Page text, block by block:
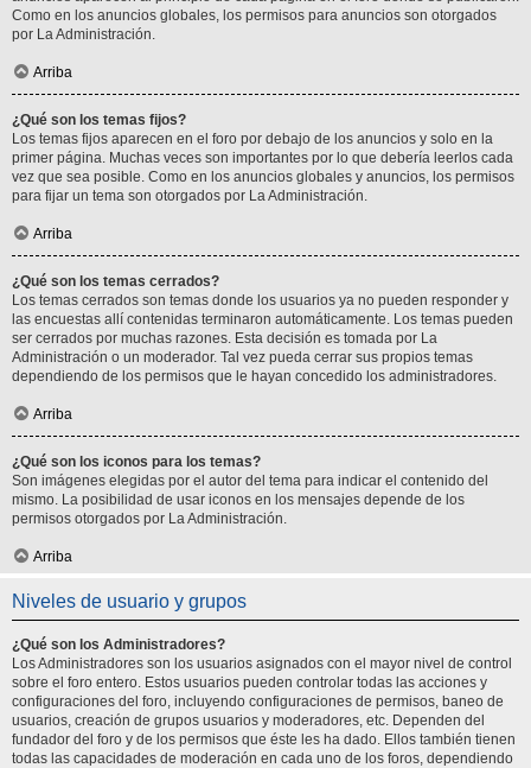
Como en los anuncios globales, los permisos para anuncios son otorgados
por La Administración.
Arriba
¿Qué son los temas fijos?
Los temas fijos aparecen en el foro por debajo de los anuncios y solo en la
primer página. Muchas veces son importantes por lo que debería leerlos cada
vez que sea posible. Como en los anuncios globales y anuncios, los permisos
para fijar un tema son otorgados por La Administración.
Arriba
¿Qué son los temas cerrados?
Los temas cerrados son temas donde los usuarios ya no pueden responder y
las encuestas allí contenidas terminaron automáticamente. Los temas pueden
ser cerrados por muchas razones. Esta decisión es tomada por La
Administración o un moderador. Tal vez pueda cerrar sus propios temas
dependiendo de los permisos que le hayan concedido los administradores.
Arriba
¿Qué son los iconos para los temas?
Son imágenes elegidas por el autor del tema para indicar el contenido del
mismo. La posibilidad de usar iconos en los mensajes depende de los
permisos otorgados por La Administración.
Arriba
Niveles de usuario y grupos
¿Qué son los Administradores?
Los Administradores son los usuarios asignados con el mayor nivel de control
sobre el foro entero. Estos usuarios pueden controlar todas las acciones y
configuraciones del foro, incluyendo configuraciones de permisos, baneo de
usuarios, creación de grupos usuarios y moderadores, etc. Dependen del
fundador del foro y de los permisos que éste les ha dado. Ellos también tienen
todas las capacidades de moderación en cada uno de los foros, dependiendo